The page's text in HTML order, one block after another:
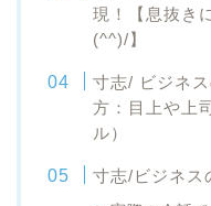
現！【息抜き
(^^)/】
寸志/ ビジネ
方：目上や上
ル）
寸志/ビジネス